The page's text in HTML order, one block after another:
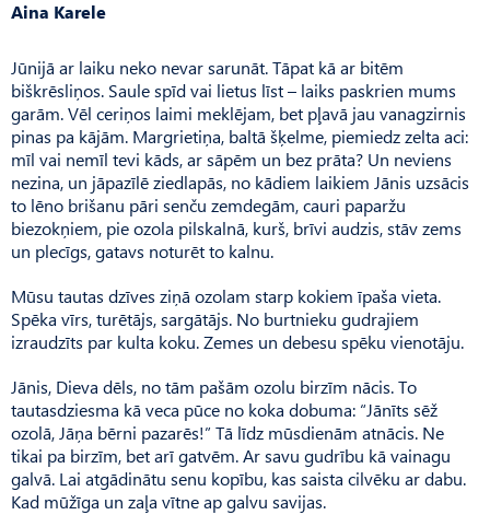
Aina Karele
Jūnijā ar laiku neko nevar sarunāt. Tāpat kā ar bitēm
biškrēsliņos. Saule spīd vai lietus līst – laiks paskrien mums
garām. Vēl ceriņos laimi meklējam, bet pļavā jau vanagzirnis
pinas pa kājām. Margrietiņa, baltā šķelme, piemiedz zelta aci:
mīl vai nemīl tevi kāds, ar sāpēm un bez prāta? Un neviens
nezina, un jāpazīlē ziedlapās, no kādiem laikiem Jānis uzsācis
to lēno brišanu pāri senču zemdegām, cauri paparžu
biezokņiem, pie ozola pilskalnā, kurš, brīvi audzis, stāv zems
un plecīgs, gatavs noturēt to kalnu.
Mūsu tautas dzīves ziņā ozolam starp kokiem īpaša vieta.
Spēka vīrs, turētājs, sargātājs. No burtnieku gudrajiem
izraudzīts par kulta koku. Zemes un debesu spēku vienotāju.
Jānis, Dieva dēls, no tām pašām ozolu birzīm nācis. To
tautasdziesma kā veca pūce no koka dobuma: “Jānīts sēž
ozolā, Jāņa bērni pazarēs!” Tā līdz mūsdienām atnācis. Ne
tikai pa birzīm, bet arī gatvēm. Ar savu gudrību kā vainagu
galvā. Lai atgādinātu senu kopību, kas saista cilvēku ar dabu.
Kad mūžīga un zaļa vītne ap galvu savijas.